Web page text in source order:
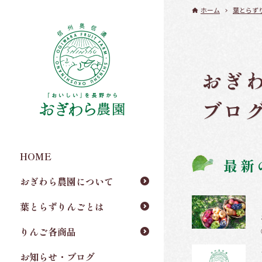
HOME
おぎわら農園について
葉とらずりんごとは
りんご各商品
お知らせ・ブログ
ホーム 葉とらず
おぎ
ブロ
最